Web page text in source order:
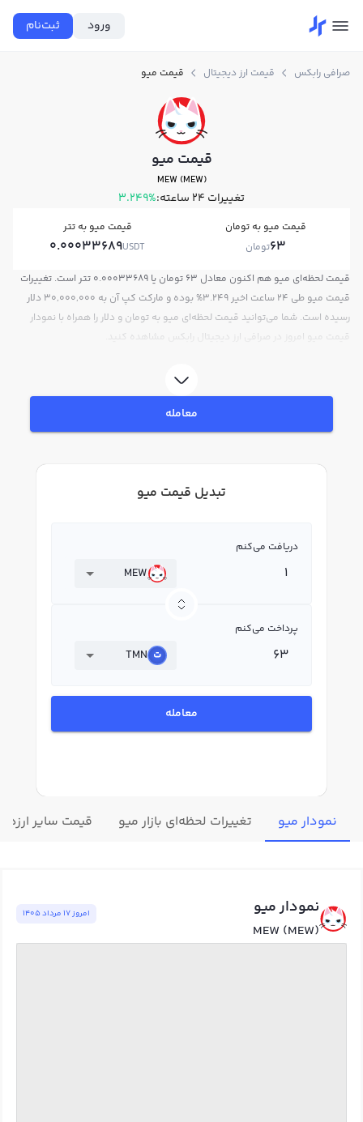
ورود ثبت‌نام
صرافی رابکس قیمت ارز دیجیتال قیمت میو
قیمت میو
MEW (MEW)
تغییرات ۲۴ ساعته: 3.249%
قیمت میو به تومان
63تومان
قیمت میو به تتر
0.00033689USDT
قیمت لحظه‌ای میو هم اکنون معادل 63 تومان یا 0.00033689 تتر است. تغییرات
قیمت میو طی 24 ساعت اخیر 3.249% بوده و مارکت کپ آن به 30,000,000 دلار
رسیده است. شما می‌توانید قیمت لحظه‌ای میو به تومان و دلار را همراه با نمودار
قیمت میو امروز در صرافی ارز دیجیتال رابکس مشاهده کنید.
معامله
تبدیل قیمت میو
دریافت می‌کنم
MEW
پرداخت می‌کنم
TMN
معامله
نمودار میو تغییرات لحظه‌ای بازار میو قیمت سایر
نمودار میو
MEW (MEW)
امروز ١٧ مرداد ١٤٠٥